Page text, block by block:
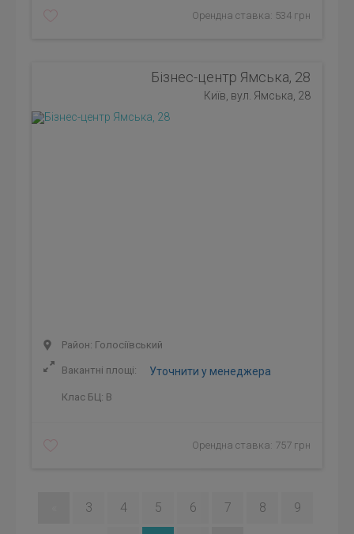
Орендна ставка: 534 грн
Бізнес-центр Ямська, 28
Київ, вул. Ямська, 28
Район: Голосіївський
Вакантні площі: Уточнити у менеджера
Клас БЦ: B
Орендна ставка: 757 грн
3 4 5 6 7 8 9